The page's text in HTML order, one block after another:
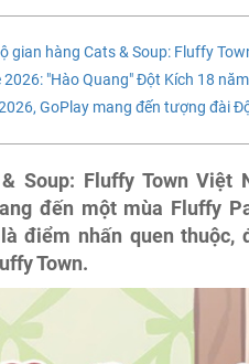
gian hàng Cats & Soup: Fluffy
"Hào Quang" Đột Kích 18
GoPlay mang đến tượng đài
Soup: Fluffy Town
đến một mùa Fluffy
điểm nhấn quen thuộc,
Town.